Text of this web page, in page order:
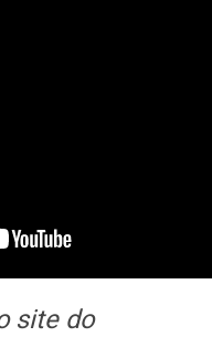
site do